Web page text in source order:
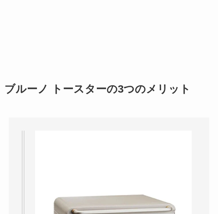
ブルーノ トースターの3つのメリット